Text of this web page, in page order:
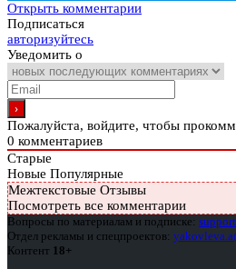
Открыть комментарии
Подписаться
авторизуйтесь
Уведомить о
Пожалуйста, войдите, чтобы
0 комментариев
Старые
Новые Популярные
Межтекстовые Отзывы
Посмотреть все комментарии
Вопросы по материалам и подписке:
Отдел рекламы и спецпроектов:
Контент 18+